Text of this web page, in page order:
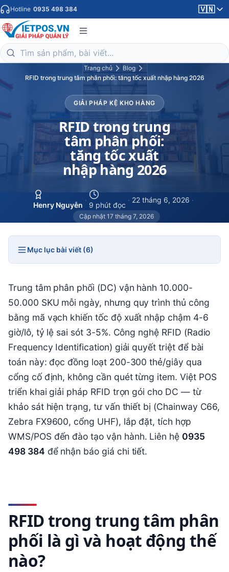
Hotline 0935 498 384 🇻🇳
Trang chủ
Blog
RFID trong trung tâm phân phối: tăng tốc xuất nhập hàng 2026
GIẢI PHÁP KỆ KHO HÀNG
RFID trong trung
tâm phân phối:
tăng tốc xuất
nhập hàng 2026
Henry Nguyễn
·
9 phút đọc
· 22 tháng 6, 2026 ·
Cập nhật 17 tháng 7, 2026
Mục lục bài viết (6)
Trung tâm phân phối (DC) vận hành 10.000-
50.000 SKU mỗi ngày, nhưng quy trình thủ công
bằng mã vạch khiến tốc độ xuất nhập chậm 4-6
giờ/lô, tỷ lệ sai sót 3-5%. Công nghệ RFID (Radio
Frequency Identification) giải quyết triệt để bài
toán này: đọc đồng loạt 200-300 thẻ/giây qua
cổng cố định, không cần quét từng item. Việt POS
triển khai giải pháp RFID trọn gói cho DC — từ
khảo sát hiện trạng, tư vấn thiết bị (Chainway C66,
Zebra FX9600, cổng UHF), lắp đặt, tích hợp
WMS/POS đến đào tạo vận hành. Liên hệ 0935
498 384 để nhận báo giá chi tiết.
RFID trong trung tâm phân
phối là gì và hoạt động thế
nào?